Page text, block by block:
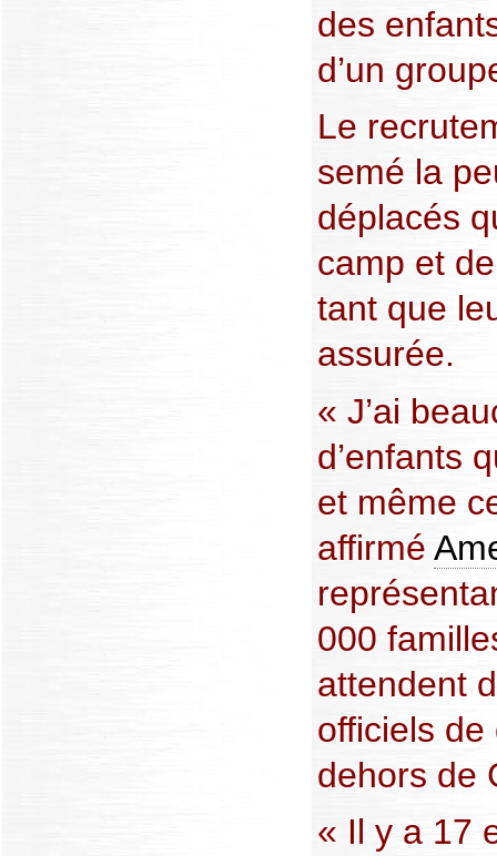
des
d’un
Le
semé la
déplacés
camp et
tant que
assurée.
« J’ai
d’enfants
et même
affirmé
000
attendent
officiels
dehors de
« Il y a 17